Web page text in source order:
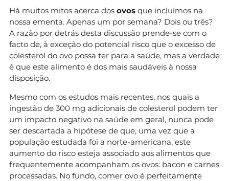
Há muitos mitos acerca dos ovos que incluímos na
nossa ementa. Apenas um por semana? Dois ou três?
A razão por detrás desta discussão prende-se com o
facto de, à exceção do potencial risco que o excesso de
colesterol do ovo possa ter para a saúde, mas a verdade
é que este alimento é dos mais saudáveis à nossa
disposição.
Mesmo com os estudos mais recentes, nos quais a
ingestão de 300 mg adicionais de colesterol podem ter
um impacto negativo na saúde em geral, nunca pode
ser descartada a hipótese de que, uma vez que a
população estudada foi a norte-americana, este
aumento do risco esteja associado aos alimentos que
frequentemente acompanham os ovos: bacon e carnes
processadas. No fundo, comer ovo é perfeitamente